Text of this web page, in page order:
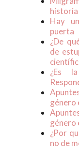
historia
Hay
puerta
¿De
de
¿Es
género
género
¿Por
no de